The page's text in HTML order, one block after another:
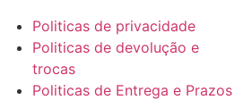
Politicas de privacidade
Politicas de devolução e
trocas
Politicas de Entrega e Prazos